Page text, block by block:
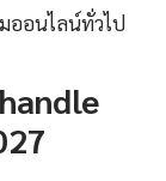
ออนไลน์ทั่วไป